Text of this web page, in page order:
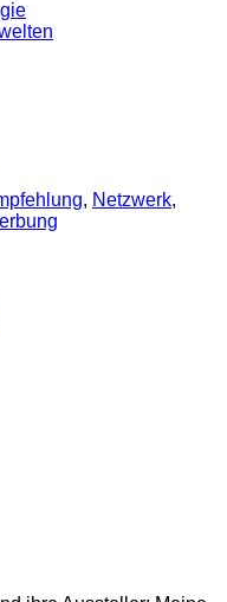
, Netzwerk,